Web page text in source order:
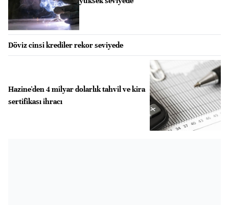
Döviz cinsi krediler rekor seviyede
Hazine'den 4 milyar dolarlık tahvil ve kira
sertifikası ihracı